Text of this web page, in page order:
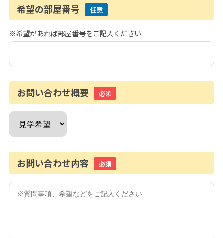
希望の部屋番号 任意
※希望があれば部屋番号をご記入ください
お問い合わせ概要 必須
お問い合わせ内容 必須